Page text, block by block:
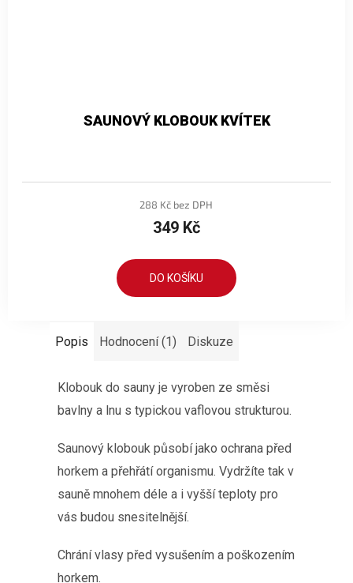
SAUNOVÝ KLOBOUK KVÍTEK
288 Kč bez DPH
349 Kč
DO KOŠÍKU
Popis Hodnocení (1) Diskuze
Klobouk do sauny je vyroben ze směsi
bavlny a lnu s typickou vaflovou strukturou.
Saunový klobouk působí jako ochrana před
horkem a přehřátí organismu. Vydržíte tak v
sauně mnohem déle a i vyšší teploty pro
vás budou snesitelnější.
Chrání vlasy před vysušením a poškozením
horkem.